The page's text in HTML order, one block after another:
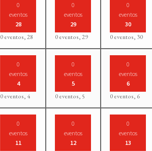
0
eventos
28
0 eventos,28
0
eventos
29
0 eventos,29
0
eventos
30
0 eventos, 30
0
eventos
4
0 eventos, 4
0
eventos
5
0 eventos,5
0
eventos
6
0 eventos, 6
0
eventos
11
0
eventos
12
0
eventos
13